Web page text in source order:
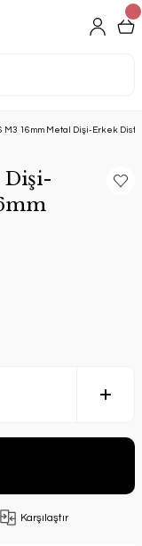
M3 16mm Metal Dişi-Erkek
Dişi-
Karşılaştır